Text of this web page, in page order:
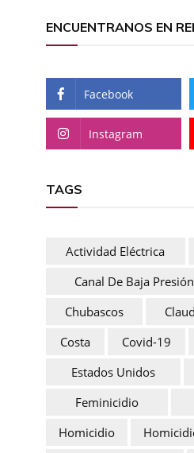
ENCUENTRANOS EN
Facebook
Instagram
TAGS
Actividad Eléctrica
Canal De Baja Presión
Chubascos
Costa
Covid-19
Estados Unidos
Feminicidio
Homicidio